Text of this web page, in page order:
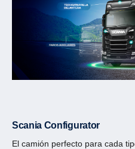
Scania Configurator
El camión perfecto para cada